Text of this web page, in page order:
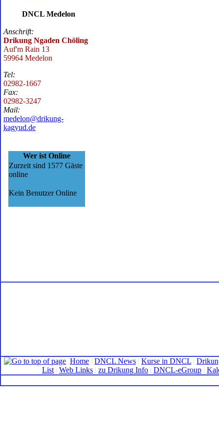
DNCL Medelon
Anschrift:
Drikung Ngaden Chöling
Auf'm Rain 13
59964 Medelon
Tel:
02982-1667
Fax:
02982-3247
Mail:
medelon@drikung-
kagyud.de
Wer ist Online
Zurzeit sind 1577 Gäste
online
Kein Benutzer Online
Home | DNCL News | Kurse in DNCL |
List | Web Links | zu Drikung Info | DNCL-eGroup |